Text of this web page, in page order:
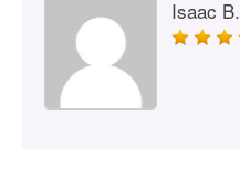
Isaac B.